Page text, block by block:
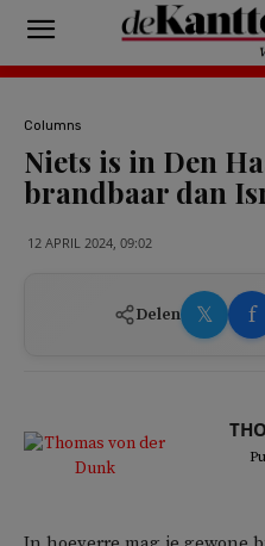
Columns
Niets is in Den
brandbaar dan
12 APRIL 2024, 09:02
Delen 𝕏 f